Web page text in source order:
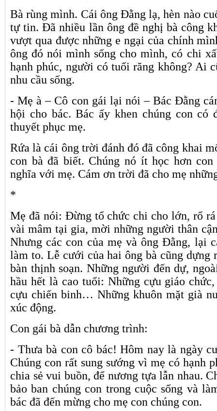
Bà rùng mình. Cái ông Đằng lạ, hèn nào
tự tin. Đã nhiều lần ông đề nghị bà công
vượt qua được những e ngại của chính
ông đó nói mình sống cho mình, có chi
hạnh phúc, người có tuổi răng không? Ai
nhu cầu sống.
- Mẹ à – Cô con gái lại nói – Bác Đằng
hội cho bác. Bác ấy khen chúng con có
thuyết phục mẹ.
Rứa là cái ông trời đánh đó đã công khai
con bà đã biết. Chúng nó ít học hơn
nghĩa với mẹ. Cám ơn trời đã cho mẹ
*
Mẹ đã nói: Đừng tổ chức chi cho lớn, rổ
vài mâm tại gia, mời những người thân
Nhưng các con của mẹ và ông Đằng, lại
làm to. Lễ cưới của hai ông bà cũng dựng
bàn thịnh soạn. Những người đến dự,
hầu hết là cao tuổi: Những cựu giáo
cựu chiến binh… Những khuôn mặt già
xúc động.
Con gái bà dẫn chương trình:
- Thưa bà con cô bác! Hôm nay là ngày
Chúng con rất sung sướng vì mẹ có hạnh
chia sẻ vui buồn, để nương tựa lẫn nhau.
bảo ban chúng con trong cuộc sống và
bác đã đến mừng cho mẹ con chúng con.